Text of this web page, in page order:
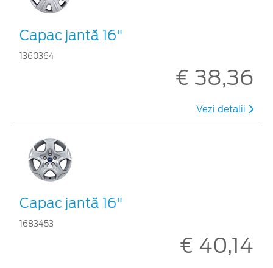
Capac jantă 16"
1360364
€ 38,36
Vezi detalii
Capac jantă 16"
1683453
€ 40,14